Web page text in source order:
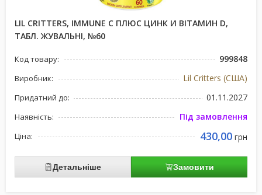
LIL CRITTERS, IMMUNE C ПЛЮС ЦИНК И ВІТАМИН D,
ТАБЛ. ЖУВАЛЬНІ, №60
Код товару: 999848
Виробник: Lil Critters (США)
Придатний до: 01.11.2027
Наявність: Під замовлення
Ціна: 430,00 грн
Детальніше Замовити